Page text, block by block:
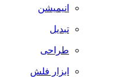
انیمیشن
تبدیل
طراحی
ابزار فلش